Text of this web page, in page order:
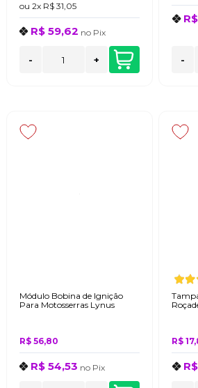
ou 2x R$ 31,05
R$ 59,62 no Pix
- + -
Módulo Bobina de Ignição
Para Motosserras Lynus
R$ 56,80
R$ 54,53 no Pix
R$